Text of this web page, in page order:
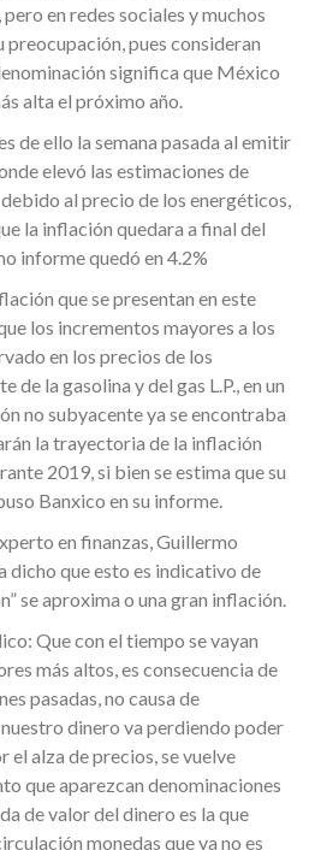
en redes sociales y muchos
preocupación, pues consideran
significa que México
alta el próximo año.
de ello la semana pasada al emitir
elevó las estimaciones de
al precio de los energéticos,
la inflación quedara a final del
informe quedó en 4.2%
que se presentan en este
los incrementos mayores a los
en los precios de los
de la gasolina y del gas L.P., en un
no subyacente ya se encontraba
la trayectoria de la inflación
2019, si bien se estima que su
Banxico en su informe.
en finanzas, Guillermo
dicho que esto es indicativo de
se aproxima o una gran inflación.
Que con el tiempo se vayan
más altos, es consecuencia de
pasadas, no causa de
dinero va perdiendo poder
el alza de precios, se vuelve
que aparezcan denominaciones
de valor del dinero es la que
monedas que ya no es